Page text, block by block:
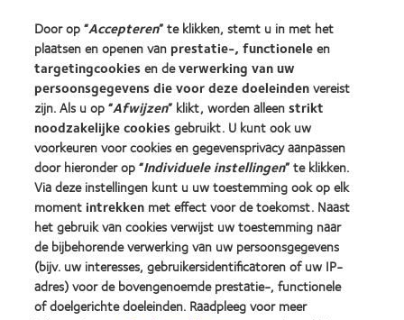
Vind uw opticien
Contactlenzen en gezichtsvermogen
Nieuwe drager
Ervaren drager
Over CooperVision
Vacatures bij CooperVision
Nieuwscentrum
Contact
Legal
Door op “Accepteren” te klikken, stemt u in met het
plaatsen en openen van prestatie-, functioneleen
targetingcookiesen deverwerking van uw
persoonsgegevens die voor deze doeleindenvereist
zijn. Als u op “Afwijzen” klikt, worden alleenstrikt
noodzakelijke cookiesgebruikt. U kunt ook uw
voorkeuren voor cookies en gegevensprivacy aanpassen
door hieronder op “Individuele instellingen” te klikken.
Via deze instellingen kunt u uw toestemming ook op elk
moment intrekken met effect voor de toekomst. Naast
het gebruik van cookies verwijst uw toestemming naar
de bijbehorende verwerking van uw persoonsgegevens
(bijv. uw interesses, gebruikersidentificatoren of uw IP-
adres) voor de bovengenoemde prestatie-, functionele
of doelgerichte doeleinden. Raadpleeg voor meer